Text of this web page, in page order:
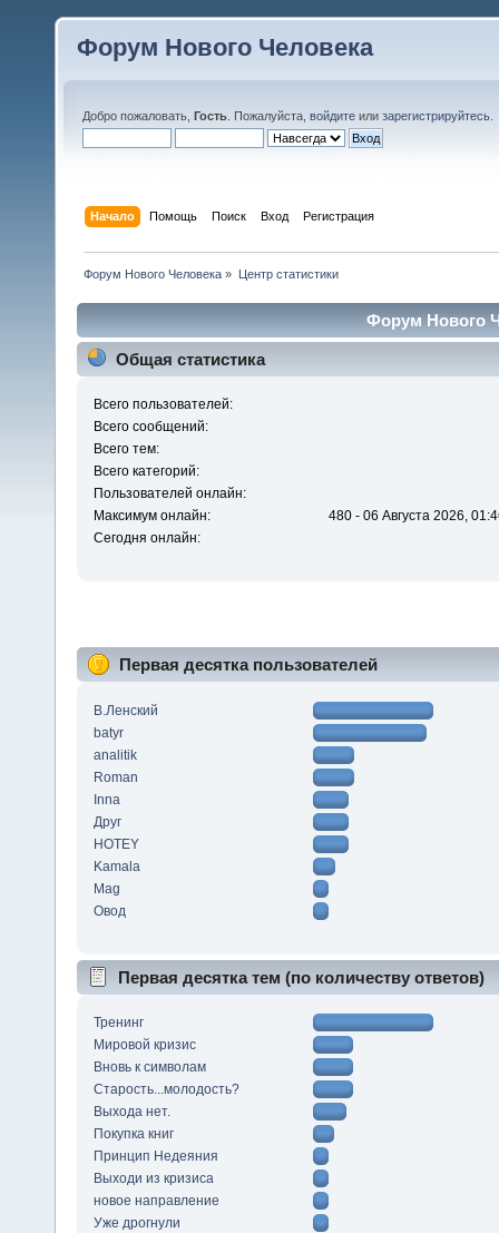
Форум Нового Человека
Добро пожаловать, Гость . Пожалуйста, войдите или зарегистрируйтесь
Начало Помощь Поиск Вход Регистрация
Форум Нового Человека » Центр статистики
Форум Нового
Общая статистика
Всего пользователей:
Всего сообщений:
Всего тем:
Всего категорий:
Пользователей онлайн:
Максимум онлайн:
480 - 06 Августа 2026,
Сегодня онлайн:
Первая десятка пользователей
В.Ленский
batyr
analitik
Roman
Inna
Друг
HOTEY
Kamala
Mag
Овод
Первая десятка тем (по количеству ответов)
Тренинг
Мировой кризис
Вновь к символам
Старость...молодость?
Выхода нет.
Покупка книг
Принцип Недеяния
Выходи из кризиса
новое направление
Уже дрогнули